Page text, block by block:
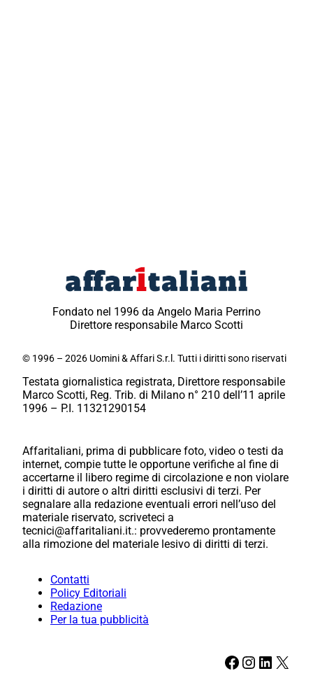
Fondato nel 1996 da Angelo Maria Perrino
Direttore responsabile Marco Scotti
© 1996 – 2026 Uomini & Affari S.r.l. Tutti i diritti sono riservati
Testata giornalistica registrata, Direttore responsabile
Marco Scotti, Reg. Trib. di Milano n° 210 dell’11 aprile
1996 – P.I. 11321290154
Affaritaliani, prima di pubblicare foto, video o testi da
internet, compie tutte le opportune verifiche al fine di
accertarne il libero regime di circolazione e non violare
i diritti di autore o altri diritti esclusivi di terzi. Per
segnalare alla redazione eventuali errori nell’uso del
materiale riservato, scriveteci a
tecnici@affaritaliani.it.: provvederemo prontamente
alla rimozione del materiale lesivo di diritti di terzi.
Contatti
Policy Editoriali
Redazione
Per la tua pubblicità
Facebook Instagram LinkedIn X